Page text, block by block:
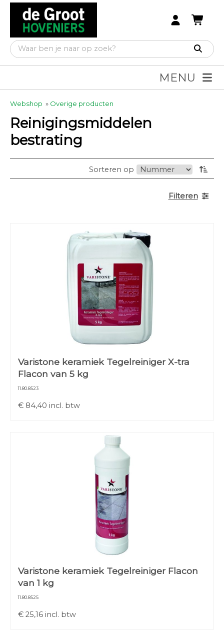
MENU
Webshop » Overige producten
Reinigingsmiddelen
bestrating
Sorteren op
Filteren
Varistone keramiek Tegelreiniger X-tra
Flacon van 5 kg
11.80.8523
€ 84,40 incl. btw
Varistone keramiek Tegelreiniger Flacon
van 1 kg
11.80.8525
€ 25,16 incl. btw